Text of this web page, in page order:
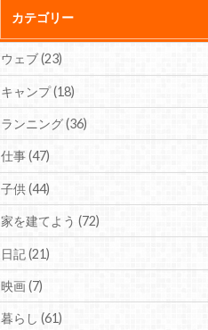
カテゴリー
ウェブ(23)
キャンプ(18)
ランニング(36)
仕事(47)
子供(44)
家を建てよう(72)
日記(21)
映画(7)
暮らし(61)